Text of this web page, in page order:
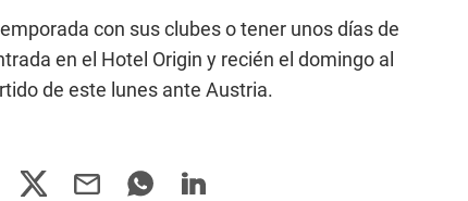
con sus clubes o tener unos días de
en el Hotel Origin y recién el domingo al
de este lunes ante Austria.